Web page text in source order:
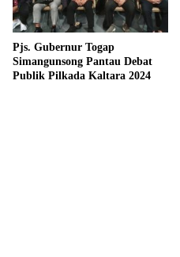
Pjs. Gubernur Togap
Simangunsong Pantau Debat
Publik Pilkada Kaltara 2024